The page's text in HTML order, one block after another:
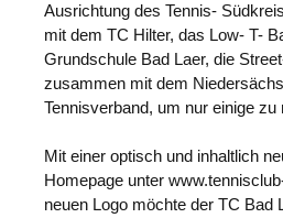
Ausrichtung des Tennis-
mit dem TC Hilter, das Low- T-
Grundschule Bad Laer, die
zusammen mit dem
Tennisverband, um nur einige zu
Mit einer optisch und inhaltlich
Homepage unter
neuen Logo möchte der TC Bad